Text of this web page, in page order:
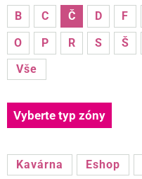
B C Č D F
O
P R S Š
Vše
Vyberte typ zóny
Kavárna Eshop